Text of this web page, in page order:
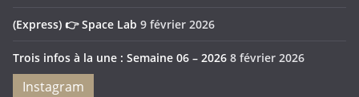
(Express) 👉 Space Lab 9 février 2026
Trois infos à la une : Semaine 06 – 2026 8 février 2026
Instagram